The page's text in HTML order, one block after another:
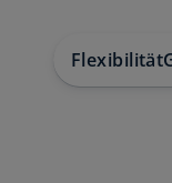
Flexibilität